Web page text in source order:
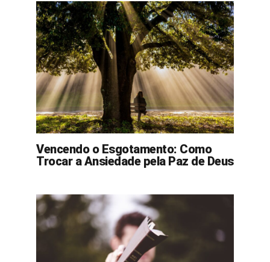
Vencendo o Esgotamento: Como
Trocar a Ansiedade pela Paz de Deus